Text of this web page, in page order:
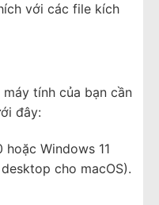
với các file kích
tính của bạn cần
đây:
hoặc Windows 11
cho macOS).